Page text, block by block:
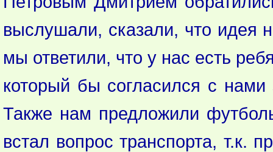
выслушали, сказали, что идея
мы ответили, что у нас есть
который бы согласился с
Также нам предложили
встал вопрос транспорта, т.к.